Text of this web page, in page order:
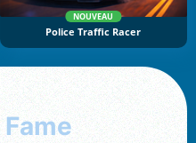
NOUVEAU
Police Traffic Racer
Fame